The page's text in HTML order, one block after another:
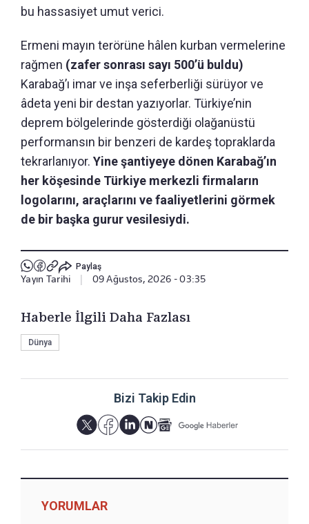
bu hassasiyet umut verici.
Ermeni mayın terörüne hâlen kurban vermelerine
rağmen (zafer sonrası sayı 500’ü buldu)
Karabağ’ı imar ve inşa seferberliği sürüyor ve
âdeta yeni bir destan yazıyorlar. Türkiye’nin
deprem bölgelerinde gösterdiği olağanüstü
performansın bir benzeri de kardeş topraklarda
tekrarlanıyor. Yine şantiyeye dönen Karabağ’ın
her köşesinde Türkiye merkezli firmaların
logolarını, araçlarını ve faaliyetlerini görmek
de bir başka gurur vesilesiydi.
Paylaş
Yayın Tarihi | 09 Ağustos, 2026 - 03:35
Haberle İlgili Daha Fazlası
Dünya
Bizi Takip Edin
YORUMLAR